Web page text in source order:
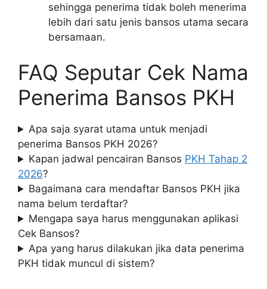
sehingga penerima tidak boleh menerima
lebih dari satu jenis bansos utama secara
bersamaan.
FAQ Seputar Cek Nama
Penerima Bansos PKH
Apa saja syarat utama untuk menjadi
penerima Bansos PKH 2026?
Kapan jadwal pencairan Bansos PKH Tahap 2
2026?
Bagaimana cara mendaftar Bansos PKH jika
nama belum terdaftar?
Mengapa saya harus menggunakan aplikasi
Cek Bansos?
Apa yang harus dilakukan jika data penerima
PKH tidak muncul di sistem?